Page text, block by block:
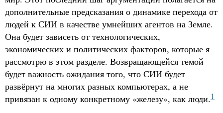
дополнительные предсказания о динамике перехода от
людей к СИИ в качестве умнейших агентов на Земле.
Она будет зависеть от технологических,
экономических и политических факторов, которые я
рассмотрю в этом разделе. Возвращающейся темой
будет важность ожидания того, что СИИ будет
развёрнут на многих разных компьютерах, а не
привязан к одному конкретному «железу», как люди.1